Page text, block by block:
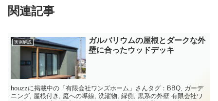
関連記事
実例解説
ガルバリウムの屋根とダークな外
壁に合ったウッドデッキ
houzzに掲載中の「有限会社ワンズホーム」さんタグ：BBQ, ガーデ
ニング, 屋根付き, 庭への導線, 洗濯物, 縁側, 黒系の外壁 有限会社ワ